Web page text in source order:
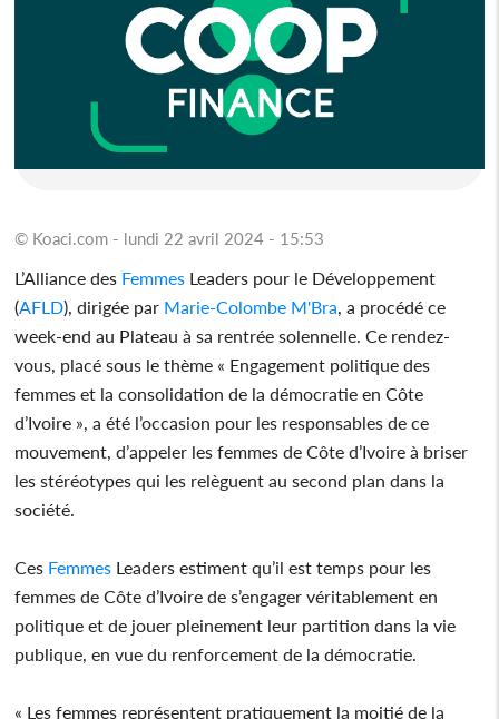
© Koaci.com - lundi 22 avril 2024 - 15:53
L’Alliance des Femmes Leaders pour le Développement
(AFLD), dirigée par Marie-Colombe M'Bra , a procédé ce
week-end au Plateau à sa rentrée solennelle. Ce rendez-
vous, placé sous le thème « Engagement politique des
femmes et la consolidation de la démocratie en Côte
d’Ivoire », a été l’occasion pour les responsables de ce
mouvement, d’appeler les femmes de Côte d’Ivoire à briser
les stéréotypes qui les relèguent au second plan dans la
société.
Ces Femmes Leaders estiment qu’il est temps pour les
femmes de Côte d’Ivoire de s’engager véritablement en
politique et de jouer pleinement leur partition dans la vie
publique, en vue du renforcement de la démocratie.
« Les femmes représentent pratiquement la moitié de la